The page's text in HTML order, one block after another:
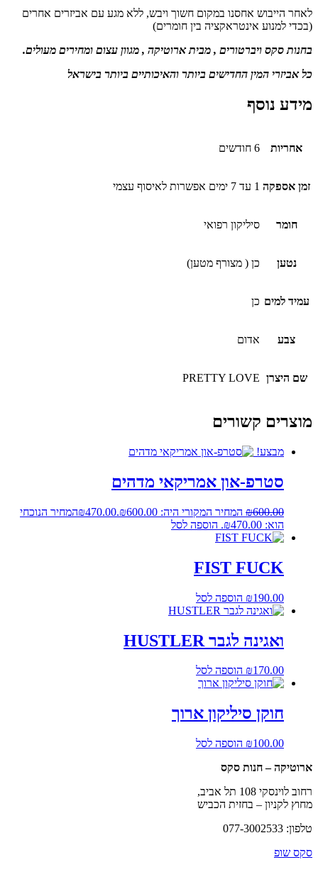
לאחר הייבוש אחסנו במקום חשוך ויבש, ללא מגע עם אביזרים אחרים
(בכדי למנוע אינטראקציה בין חומרים)
בחנות סקס ויברטורים , מבית ארוטיקה , מגוון עצום ומחירים מעולים.
כל אביזרי המין החדישים ביותר והאיכותיים ביותר בישראל
מידע נוסף
אחריות 6 חודשים
זמן אספקה 1 עד 7 ימים אפשרות לאיסוף עצמי
חומר סיליקון רפואי
נטען כן ( מצורף מטען)
עמיד למים כן
צבע אדום
שם היצרן PRETTY LOVE
מוצרים קשורים
מבצע!
סטרפ-און אמריקאי מדהים
₪600.00 המחיר המקורי היה: ₪600.00. ₪470.00
המחיר הנוכחי
הוא: ₪470.00.
הוספה לסל
FIST FUCK
₪190.00 הוספה לסל
ואגינה לגבר HUSTLER
₪170.00 הוספה לסל
חוקן סיליקון ארוך
₪100.00
הוספה לסל
ארוטיקה – חנות סקס
רחוב לוינסקי 108 תל אביב,
מחוץ לקניון – בחזית הכביש
טלפון: 077-3002533
סקס שופ